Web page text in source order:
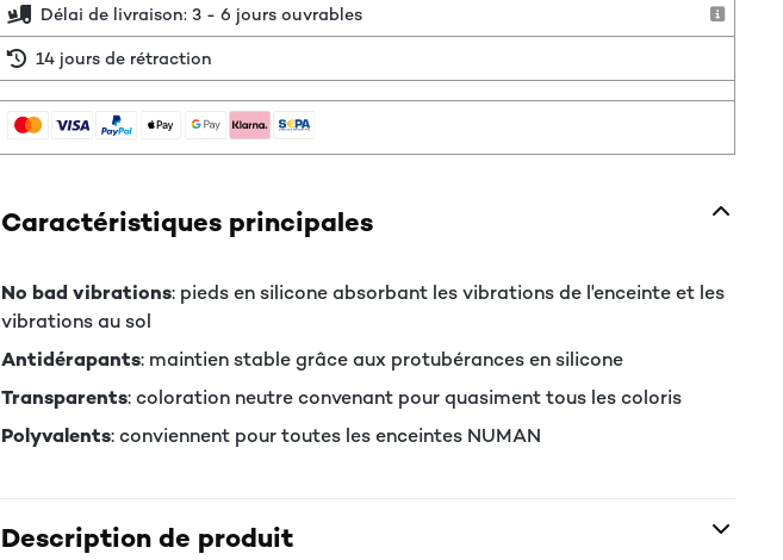
Délai de livraison: 3 - 6 jours ouvrables
14 jours de rétraction
Caractéristiques principales
No bad vibrations: pieds en silicone absorbant les vibrations de l'enceinte et les
vibrations au sol
Antidérapants: maintien stable grâce aux protubérances en silicone
Transparents: coloration neutre convenant pour quasiment tous les coloris
Polyvalents: conviennent pour toutes les enceintes NUMAN
Description de produit